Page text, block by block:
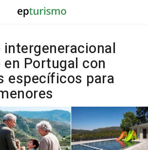
en Portugal con
específicos para